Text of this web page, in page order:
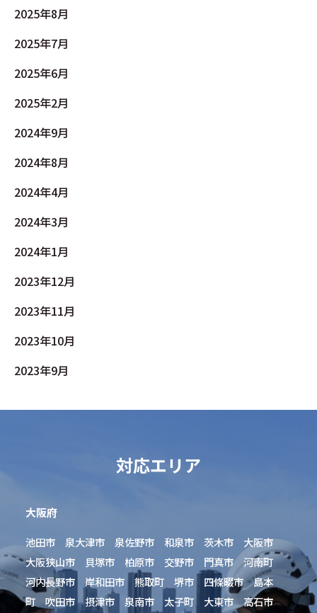
2025年8月
2025年7月
2025年6月
2025年2月
2024年9月
2024年8月
2024年4月
2024年3月
2024年1月
2023年12月
2023年11月
2023年10月
2023年9月
対応エリア
大阪府
池田市 泉大津市 泉佐野市 和泉市 茨木市 大阪市
大阪狭山市 貝塚市 柏原市 交野市 門真市 河南町
河内長野市 岸和田市 熊取町 堺市 四條畷市 島本
町 吹田市 摂津市 泉南市 太子町 大東市 高石市